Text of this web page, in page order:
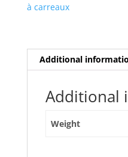
à carreaux
Additional
Additional
Weight